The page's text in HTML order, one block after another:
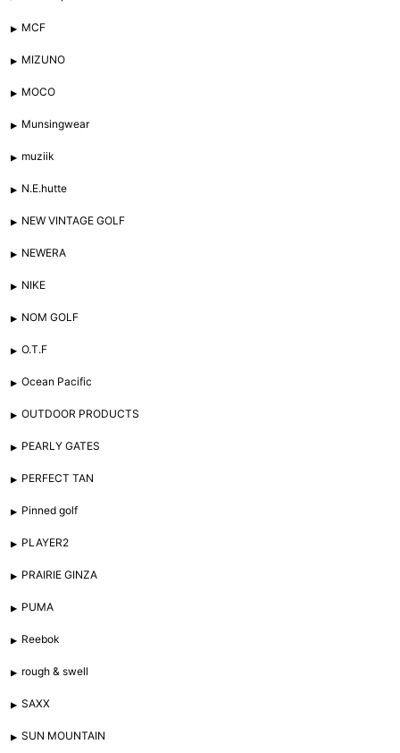
MCF
MIZUNO
MOCO
Munsingwear
muziik
N.E.hutte
NEW VINTAGE GOLF
NEWERA
NIKE
NOM GOLF
O.T.F
Ocean Pacific
OUTDOOR PRODUCTS
PEARLY GATES
PERFECT TAN
Pinned golf
PLAYER2
PRAIRIE GINZA
PUMA
Reebok
rough & swell
SAXX
SUN MOUNTAIN